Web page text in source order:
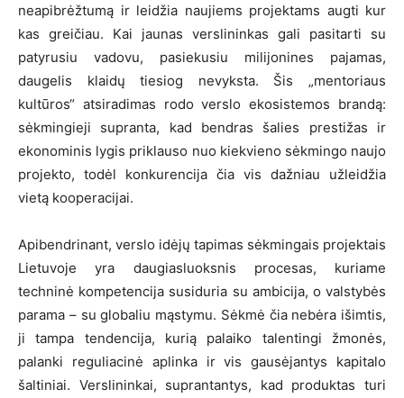
neapibrėžtumą ir leidžia naujiems projektams augti kur
kas greičiau. Kai jaunas verslininkas gali pasitarti su
patyrusiu vadovu, pasiekusiu milijonines pajamas,
daugelis klaidų tiesiog nevyksta. Šis „mentoriaus
kultūros“ atsiradimas rodo verslo ekosistemos brandą:
sėkmingieji supranta, kad bendras šalies prestižas ir
ekonominis lygis priklauso nuo kiekvieno sėkmingo naujo
projekto, todėl konkurencija čia vis dažniau užleidžia
vietą kooperacijai.
Apibendrinant, verslo idėjų tapimas sėkmingais projektais
Lietuvoje yra daugiasluoksnis procesas, kuriame
techninė kompetencija susiduria su ambicija, o valstybės
parama – su globaliu mąstymu. Sėkmė čia nebėra išimtis,
ji tampa tendencija, kurią palaiko talentingi žmonės,
palanki reguliacinė aplinka ir vis gausėjantys kapitalo
šaltiniai. Verslininkai, suprantantys, kad produktas turi